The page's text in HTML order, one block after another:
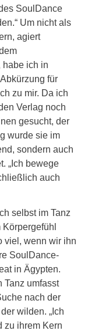
SoulDance
Um nicht als
agiert
habe ich in
für
zu mir. Da ich
Verlag noch
gesucht, der
wurde sie im
sondern auch
„Ich bewege
auch
selbst im Tanz
viel, wenn wir ihn
SoulDance-
in Ägypten.
Tanz umfasst
nach der
wilden. „Ich
zu ihrem Kern